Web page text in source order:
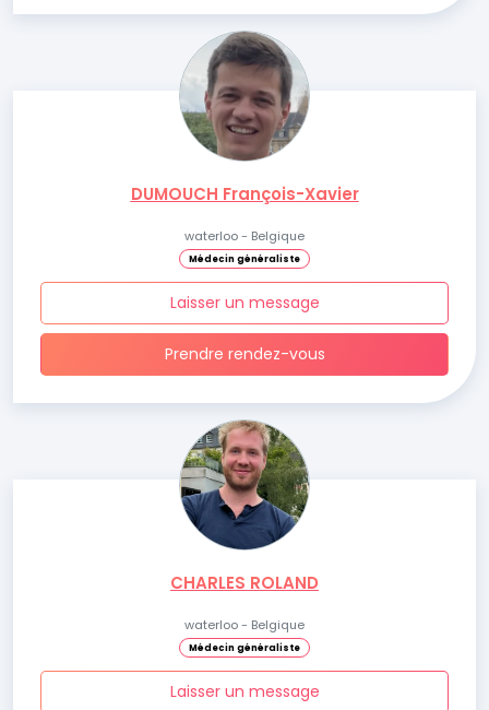
DUMOUCH François-Xavier
waterloo - Belgique
Médecin généraliste
Laisser un message
Prendre rendez-vous
CHARLES ROLAND
waterloo - Belgique
Médecin généraliste
Laisser un message